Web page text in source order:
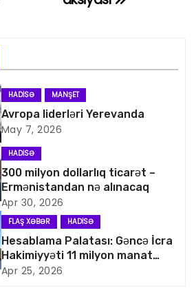
HADISƏ MANŞET
Avropa liderləri Yerevanda
May 7, 2026
HADISƏ
300 milyon dollarlıq ticarət –
Ermənistandan nə alınacaq
Apr 30, 2026
FLAŞ XƏBƏR HADISƏ
Hesablama Palatası: Gəncə İcra
Hakimiyyəti 11 milyon manat
artıq xərcləyib
Apr 25, 2026